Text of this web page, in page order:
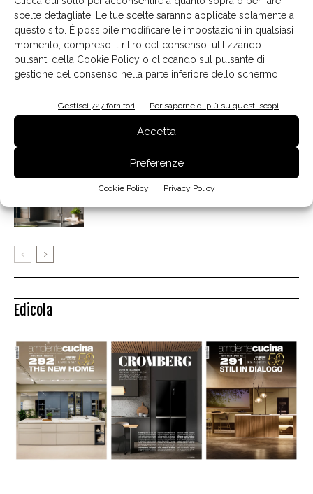
scelte dettagliate. Le tue scelte saranno applicate solamente a
questo sito. È possibile modificare le impostazioni in qualsiasi
momento, compreso il ritiro del consenso, utilizzando i
pulsanti della Cookie Policy o cliccando sul pulsante di
gestione del consenso nella parte inferiore dello schermo.
Gestisci 727 fornitori Per saperne di più su questi scopi
Accetta
Preferenze
Cookie Policy Privacy Policy
Articoli correlati Dello stesso autore
Notre Dame di Margraf, elegante e di
carattere
Marazzi presenta l’effetto cemento
Nobili, l’acqua si muove con intelligenza
Edicola